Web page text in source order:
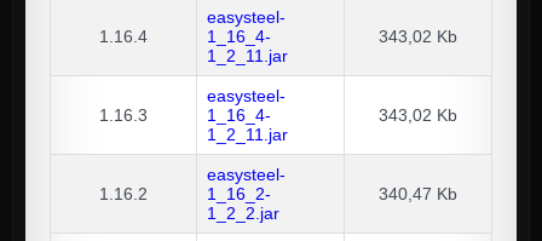
1.16.4
easysteel-
1_16_4-
1_2_11.jar
343,02 Kb
1.16.3
easysteel-
1_16_4-
1_2_11.jar
343,02 Kb
1.16.2
easysteel-
1_16_2-
1_2_2.jar
340,47 Kb